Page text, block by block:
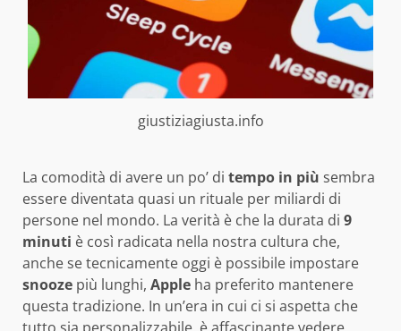
giustiziagiusta.info
La comodità di avere un po’ di tempo in più sembra
essere diventata quasi un rituale per miliardi di
persone nel mondo. La verità è che la durata di 9
minuti è così radicata nella nostra cultura che,
anche se tecnicamente oggi è possibile impostare
snooze più lunghi, Apple ha preferito mantenere
questa tradizione. In un’era in cui ci si aspetta che